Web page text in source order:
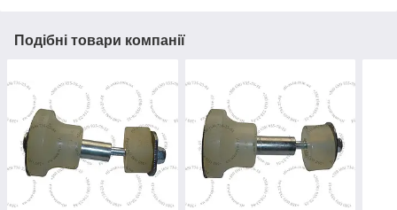
Подібні товари компанії